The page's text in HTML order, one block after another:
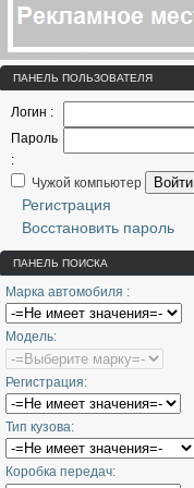
ПАНЕЛЬ ПОЛЬЗОВАТЕЛЯ
Логин :
Пароль
:
Чужой компьютер
Войти
Регистрация
Восстановить пароль
ПАНЕЛЬ ПОИСКА
Марка автомобиля :
Модель:
Регистрация:
Тип кузова:
Коробка передач: